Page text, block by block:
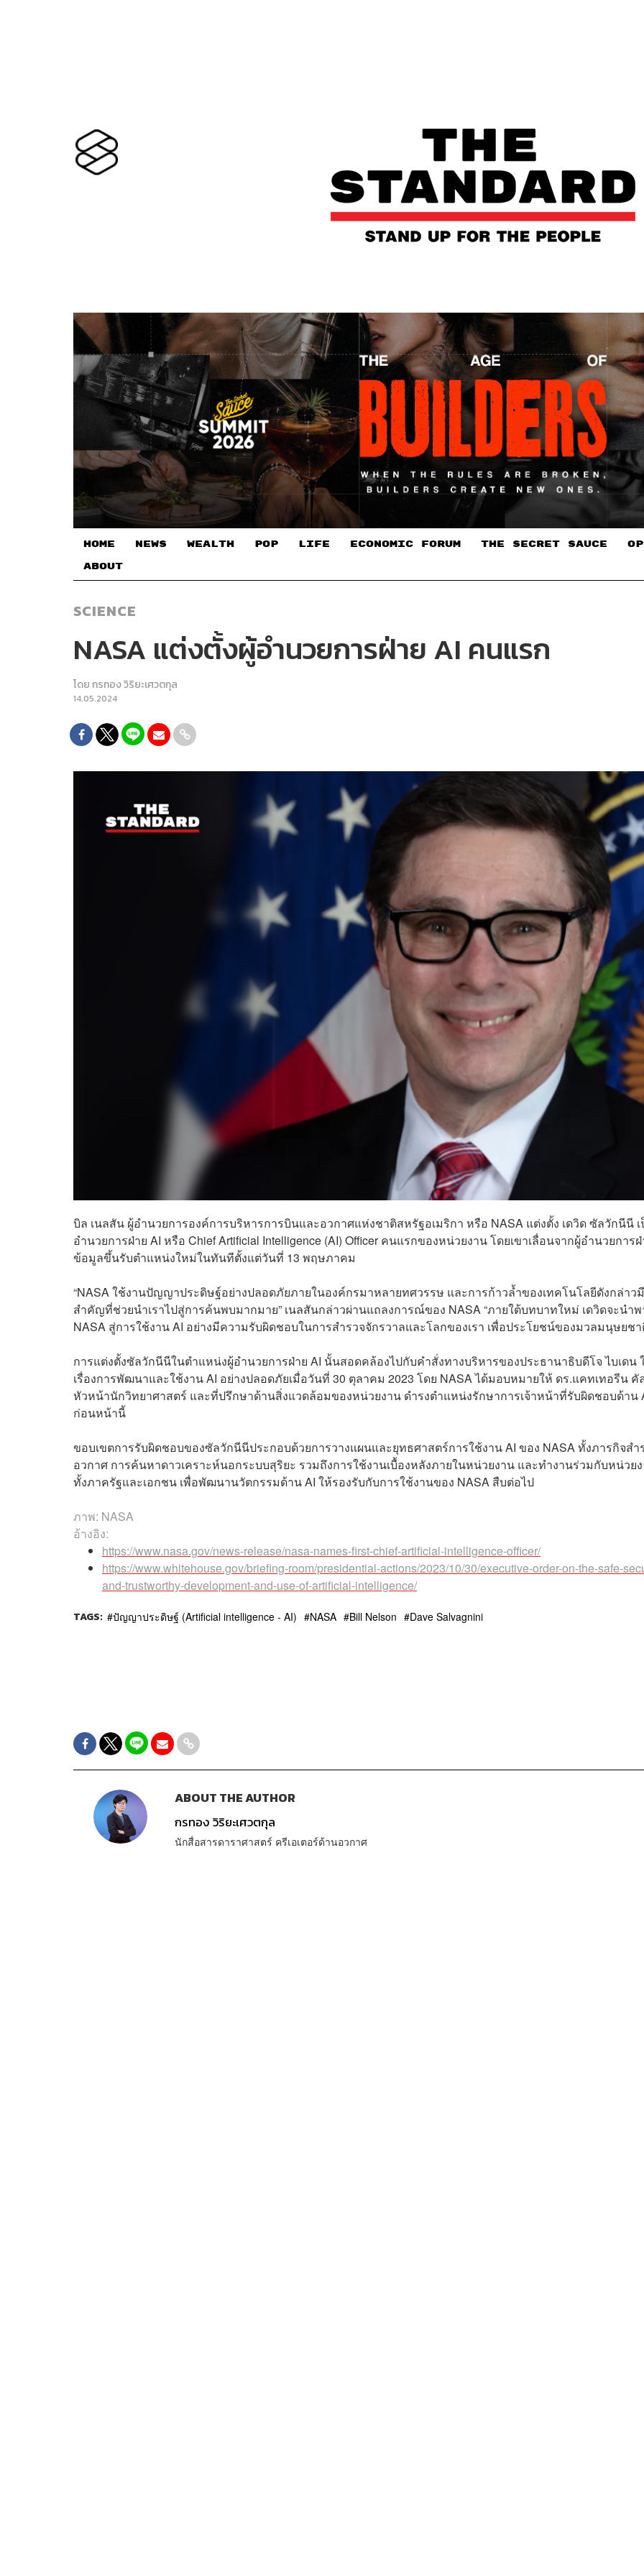
HOME NEWS WEALTH POP LIFE ECONOMIC FORUM THE SECRET SAUCE​
ABOUT
SCIENCE
NASA แต่งตั้งผู้อำนวยการฝ่าย AI คนแรก
โดยกรทอง วิริยะเศวตกุล
14.05.2024
บิล เนลสัน ผู้อำนวยการองค์การบริหารการบินและอวกาศแห่งชาติสหรัฐอเมริกา หรือ NASA แต่งตั้ง เดวิด ซัลวักนีนี
อำนวยการฝ่าย AI หรือ Chief Artificial Intelligence (AI) Officer คนแรกของหน่วยงาน โดยเขาเลื่อนจากผู้อำนวยการ
ข้อมูลขึ้นรับตำแหน่งใหม่ในทันทีตั้งแต่วันที่ 13 พฤษภาคม
“NASA ใช้งานปัญญาประดิษฐ์อย่างปลอดภัยภายในองค์กรมาหลายทศวรรษ และการก้าวล้ำของเทคโนโลยีดังกล่าว
สำคัญที่ช่วยนำเราไปสู่การค้นพบมากมาย” เนลสันกล่าวผ่านแถลงการณ์ของ NASA “ภายใต้บทบาทใหม่ เดวิดจะนำ
NASA สู่การใช้งาน AI อย่างมีความรับผิดชอบในการสำรวจจักรวาลและโลกของเรา เพื่อประโยชน์ของมวลมนุษยชา
การแต่งตั้งซัลวักนีนีในตำแหน่งผู้อำนวยการฝ่าย AI นั้นสอดคล้องไปกับคำสั่งทางบริหารของประธานาธิบดีโจ ไบเดน
เรื่องการพัฒนาและใช้งาน AI อย่างปลอดภัยเมื่อวันที่ 30 ตุลาคม 2023 โดย NASA ได้มอบหมายให้ ดร.แคทเทอรีน คั
หัวหน้านักวิทยาศาสตร์ และที่ปรึกษาด้านสิ่งแวดล้อมของหน่วยงาน ดำรงตำแหน่งรักษาการเจ้าหน้าที่รับผิดชอบด้าน
ก่อนหน้านี้
ขอบเขตการรับผิดชอบของซัลวักนีนีประกอบด้วยการวางแผนและยุทธศาสตร์การใช้งาน AI ของ NASA ทั้งภารกิจสำ
อวกาศ การค้นหาดาวเคราะห์นอกระบบสุริยะ รวมถึงการใช้งานเบื้องหลังภายในหน่วยงาน และทำงานร่วมกับหน่วย
ทั้งภาครัฐและเอกชน เพื่อพัฒนานวัตกรรมด้าน AI ให้รองรับกับการใช้งานของ NASA สืบต่อไป
ภาพ: NASA
อ้างอิง:
https://www.nasa.gov/news-release/nasa-names-first-chief-artificial-intelligence-officer/
https://www.whitehouse.gov/briefing-room/presidential-actions/2023/10/30/executive-order-on-the-safe-
and-trustworthy-development-and-use-of-artificial-intelligence/
TAGS: ปัญญาประดิษฐ์ (Artificial intelligence - AI) NASA Bill Nelson Dave Salvagnini
ABOUT THE AUTHOR
กรทอง วิริยะเศวตกุล
นักสื่อสารดาราศาสตร์ ครีเอเตอร์ด้านอวกาศ